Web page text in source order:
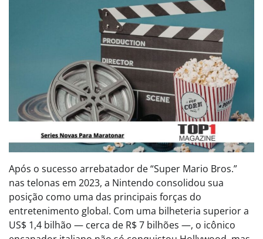
Após o sucesso arrebatador de “Super Mario Bros.”
nas telonas em 2023, a Nintendo consolidou sua
posição como uma das principais forças do
entretenimento global. Com uma bilheteria superior a
US$ 1,4 bilhão — cerca de R$ 7 bilhões —, o icônico